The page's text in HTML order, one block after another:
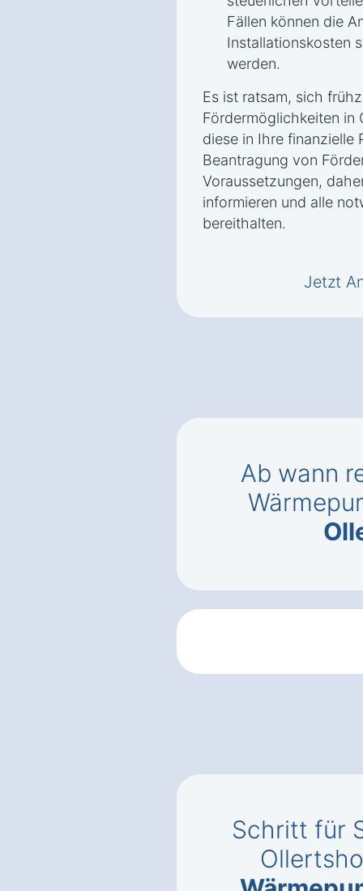
Fällen können die
Installationskosten
werden.
Es ist ratsam, sich
Fördermöglichkeiten in
diese in Ihre finanzielle
Beantragung von
Voraussetzungen,
informieren und alle
bereithalten.
Jetzt
Ab wann
Schritt für